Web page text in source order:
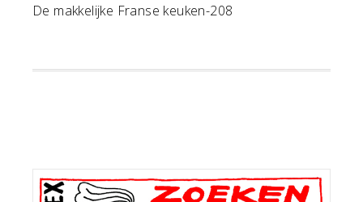
De makkelijke Franse keuken-208
Primaire